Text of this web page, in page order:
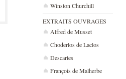
Winston Churchill
EXTRAITS OUVRAGES
Alfred de Musset
Choderlos de Laclos
Descartes
François de Malherbe